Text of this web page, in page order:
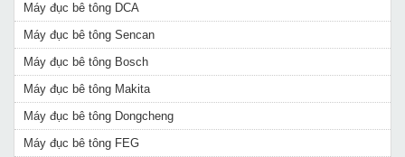
Máy đục bê tông DCA
Máy đục bê tông Sencan
Máy đục bê tông Bosch
Máy đục bê tông Makita
Máy đục bê tông Dongcheng
Máy đục bê tông FEG